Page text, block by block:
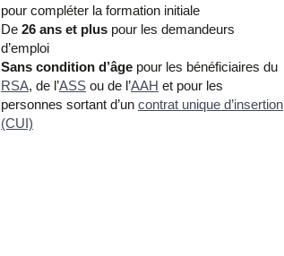
pour compléter la formation initiale
De 26 ans et plus pour les demandeurs
d’emploi
Sans condition d’âge pour les bénéficiaires du
RSA, de l’ASS ou de l’AAH et pour les
personnes sortant d’un contrat unique d’insertion
(CUI)